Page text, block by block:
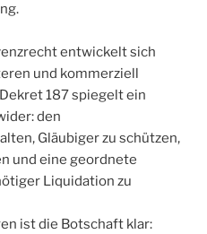
entwickelt sich
und kommerziell
187 spiegelt ein
den
Gläubiger zu schützen,
und eine geordnete
Liquidation zu
ist die Botschaft klar: